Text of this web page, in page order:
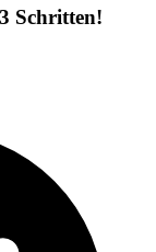
Schritten!